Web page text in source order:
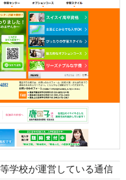
学校が運営している通信